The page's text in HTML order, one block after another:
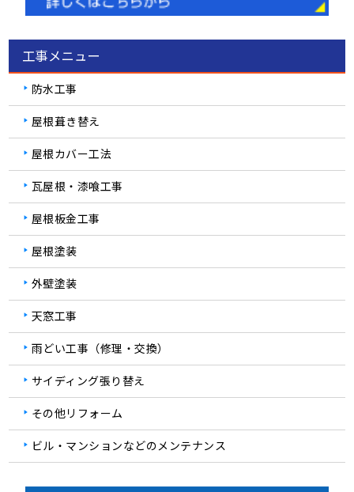
工事メニュー
防水工事
屋根葺き替え
屋根カバー工法
瓦屋根・漆喰工事
屋根板金工事
屋根塗装
外壁塗装
天窓工事
雨どい工事（修理・交換）
サイディング張り替え
その他リフォーム
ビル・マンションなどのメンテナンス